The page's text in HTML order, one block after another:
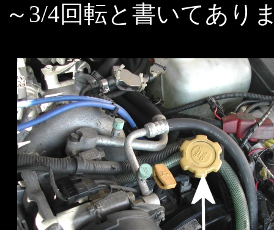
～3/4回転と書いてあり